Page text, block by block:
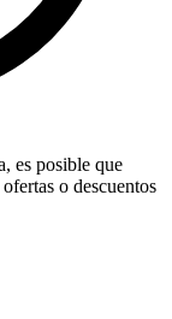
es posible que
o descuentos